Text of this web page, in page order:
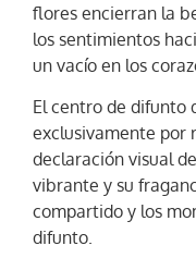
flores encierran la
los sentimientos
un vacío en los
El centro de difunto
exclusivamente por
declaración visual
vibrante y su
compartido y los
difunto.